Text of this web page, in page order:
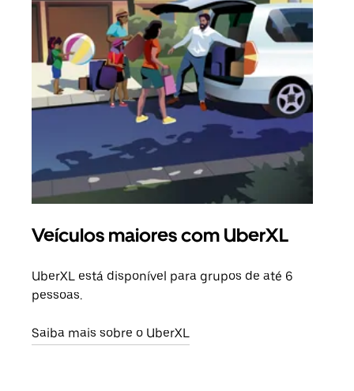
Veículos maiores com UberXL
UberXL está disponível para grupos de até 6
pessoas.
Saiba mais sobre o UberXL